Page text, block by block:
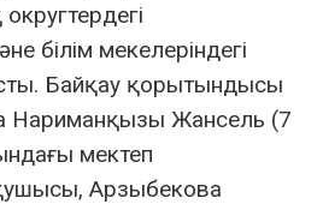
білім мекелеріндегі
Байқау қорытындысы
Нариманқызы Жансель (7
мектеп
Арзыбекова